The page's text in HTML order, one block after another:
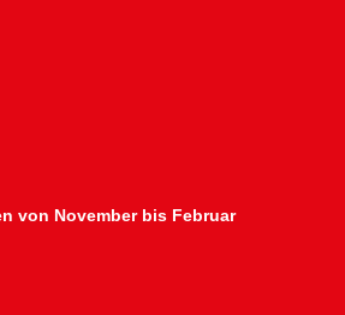
von November bis Februar